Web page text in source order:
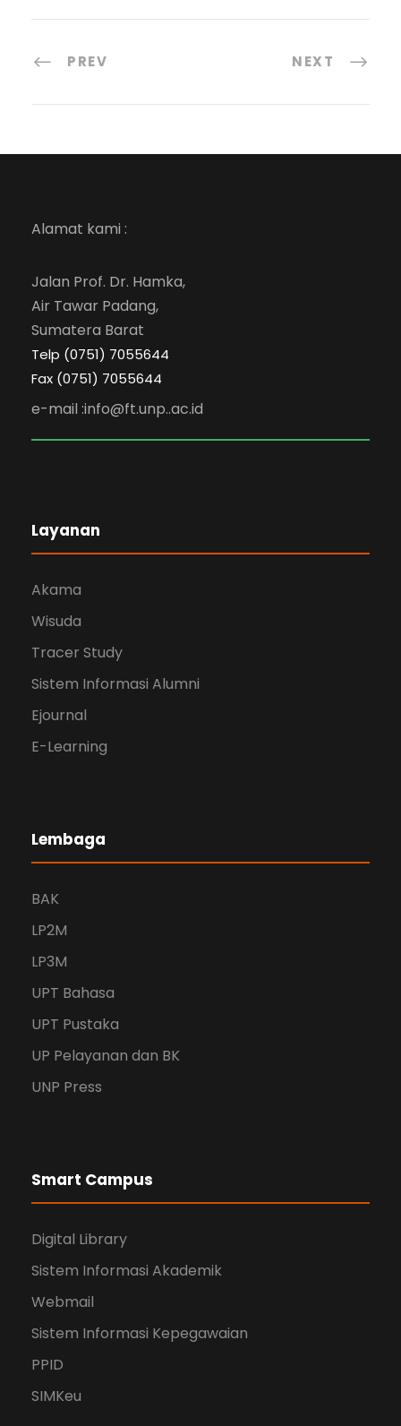
PREV NEXT
Alamat kami :
Jalan Prof. Dr. Hamka,
Air Tawar Padang,
Sumatera Barat
Telp (0751) 7055644
Fax (0751) 7055644
e-mail :info@ft.unp..ac.id
Layanan
Akama
Wisuda
Tracer Study
Sistem Informasi Alumni
Ejournal
E-Learning
Lembaga
BAK
LP2M
LP3M
UPT Bahasa
UPT Pustaka
UP Pelayanan dan BK
UNP Press
Smart Campus
Digital Library
Sistem Informasi Akademik
Webmail
Sistem Informasi Kepegawaian
PPID
SIMKeu